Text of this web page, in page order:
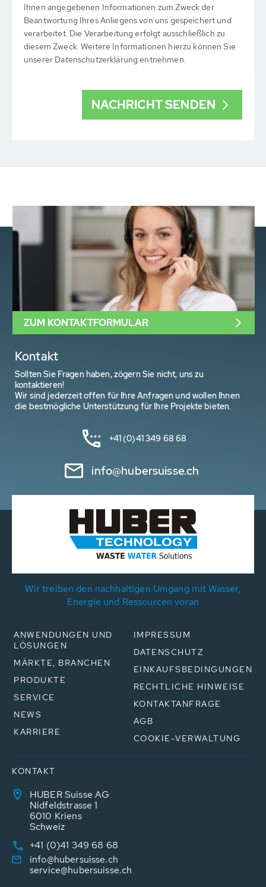
Ihnen angegebenen Informationen zum Zweck der
Beantwortung Ihres Anliegens von uns gespeichert und
verarbeitet. Die Verarbeitung erfolgt ausschließlich zu
diesem Zweck. Weitere Informationen hierzu können Sie
unserer Datenschutzerklärung entnehmen.
Kontakt
Sollten Sie Fragen haben, zögern Sie nicht, uns zu
kontaktieren!
Wir sind jederzeit offen für Ihre Anfragen und wollen Ihnen
die bestmögliche Unterstützung für Ihre Projekte bieten.
+41 (0)41 349 68 68
info@hubersuisse.ch
ZUM KONTAKTFORMULAR
Wir treiben den nachhaltigen Umgang mit Wasser,
Energie und Ressourcen voran
ANWENDUNGEN UND
LÖSUNGEN
MÄRKTE, BRANCHEN
PRODUKTE
SERVICE
NEWS
KARRIERE
IMPRESSUM
DATENSCHUTZ
EINKAUFSBEDINGUNGEN
RECHTLICHE HINWEISE
KONTAKTANFRAGE
AGB
COOKIE-VERWALTUNG
KONTAKT
HUBER Suisse AG
Nidfeldstrasse 1
6010 Kriens
Schweiz
+41 (0)41 349 68 68
info@hubersuisse.ch
service@hubersuisse.ch